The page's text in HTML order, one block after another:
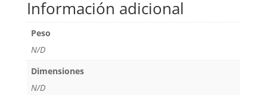
Información adicional
Peso
N/D
Dimensiones
N/D